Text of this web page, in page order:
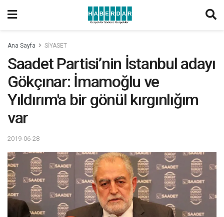
Ana Sayfa SİYASET
Saadet Partisi’nin İstanbul adayı
Gökçınar: İmamoğlu ve
Yıldırım'a bir gönül kırgınlığım
var
2019-06-28